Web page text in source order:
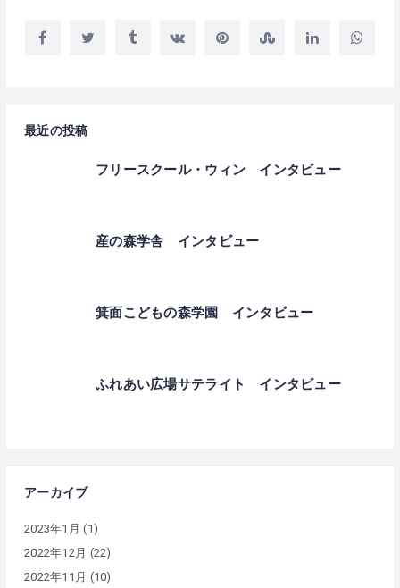
最近の投稿
フリースクール・ウィン インタビュー
産の森学舎 インタビュー
箕面こどもの森学園 インタビュー
ふれあい広場サテライト インタビュー
アーカイブ
2023年1月 (1)
2022年12月 (22)
2022年11月 (10)